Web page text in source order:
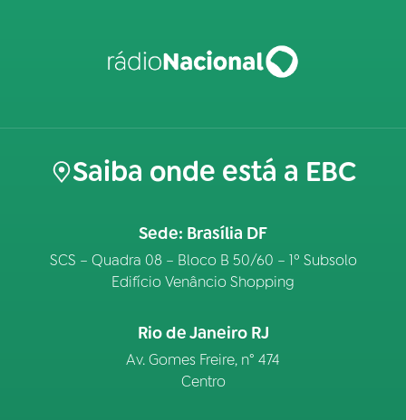
Saiba onde está a EBC
Sede: Brasília DF
SCS – Quadra 08 – Bloco B 50/60 – 1º Subsolo
Edifício Venâncio Shopping
Rio de Janeiro RJ
Av. Gomes Freire, n° 474
Centro